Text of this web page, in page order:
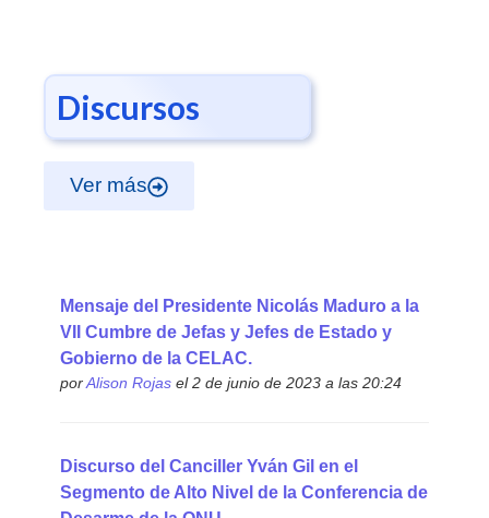
Discursos
Ver más
Mensaje del Presidente Nicolás Maduro a la
VII Cumbre de Jefas y Jefes de Estado y
Gobierno de la CELAC.
porAlison Rojasel 2 de junio de 2023 a las 20:24
Discurso del Canciller Yván Gil en el
Segmento de Alto Nivel de la Conferencia de